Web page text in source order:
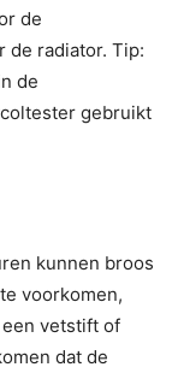
de
de radiator. Tip:
de
gebruikt
kunnen broos
voorkomen,
vetstift of
dat de